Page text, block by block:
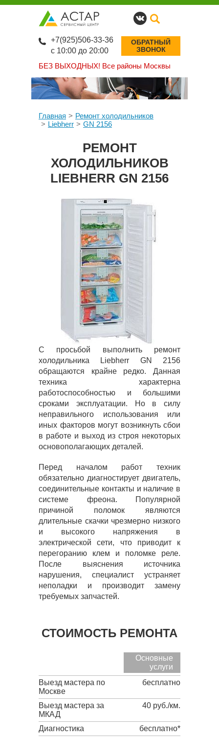
БЕЗ ВЫХОДНЫХ! Все районы Москвы
+7(925)506-33-36
с 10:00 до 20:00
ОБРАТНЫЙ
ЗВОНОК
Главная
Ремонт холодильников
Liebherr
GN 2156
РЕМОНТ
ХОЛОДИЛЬНИКОВ
LIEBHERR GN 2156
С просьбой выполнить ремонт
холодильника Liebherr GN 2156
обращаются крайне редко. Данная
техника характерна
работоспособностью и большими
сроками эксплуатации. Но в силу
неправильного использования или
иных факторов могут возникнуть сбои
в работе и выход из строя некоторых
основополагающих деталей.
Перед началом работ техник
обязательно диагностирует двигатель,
соединительные контакты и наличие в
системе фреона. Популярной
причиной поломок являются
длительные скачки чрезмерно низкого
и высокого напряжения в
электрической сети, что приводит к
перегоранию клем и поломке реле.
После выяснения источника
нарушения, специалист устраняет
неполадки и производит замену
требуемых запчастей.
СТОИМОСТЬ РЕМОНТА
Основные
услуги
Выезд мастера по
Москве
бесплатно
Выезд мастера за
МКАД
40 руб./км.
Диагностика
бесплатно*